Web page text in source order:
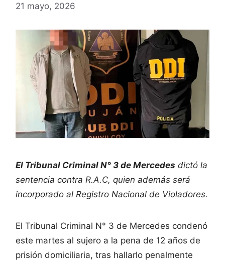
21 mayo, 2026
El Tribunal Criminal N° 3 de Mercedes dictó la
sentencia contra R.A.C, quien además será
incorporado al Registro Nacional de Violadores.
El Tribunal Criminal N° 3 de Mercedes condenó
este martes al sujero a la pena de 12 años de
prisión domiciliaria, tras hallarlo penalmente